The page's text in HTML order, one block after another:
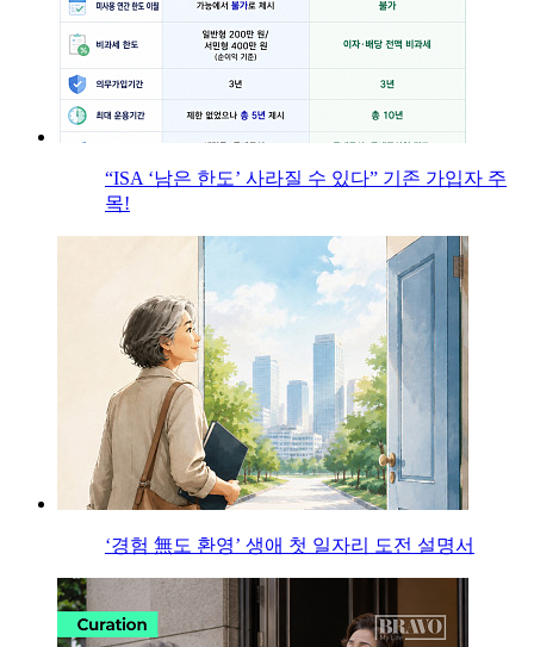
“ISA ‘남은 한도’ 사라질 수 있다” 기존 가입자 주
목!
‘경험 無도 환영’ 생애 첫 일자리 도전 설명서